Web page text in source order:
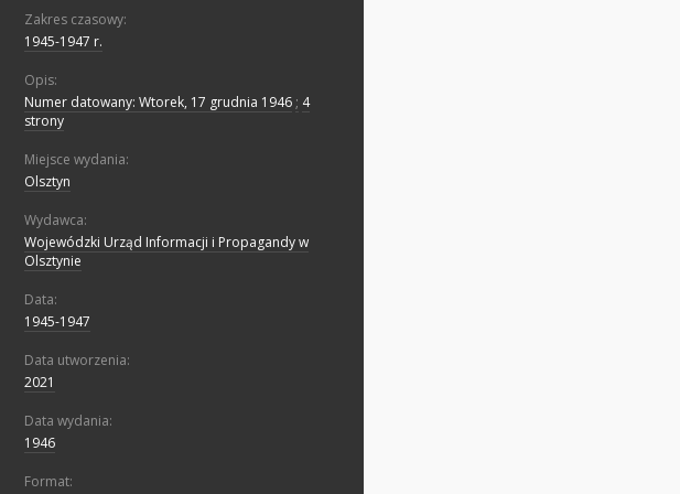
Zakres czasowy:
1945-1947 r.
Opis:
Numer datowany: Wtorek, 17 grudnia 1946 ; 4
strony
Miejsce wydania:
Olsztyn
Wydawca:
Wojewódzki Urząd Informacji i Propagandy w
Olsztynie
Data:
1945-1947
Data utworzenia:
2021
Data wydania:
1946
Format: